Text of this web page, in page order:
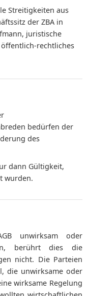
Streitigkeiten aus
der ZBA in
juristische
rechtliches
bedürfen der
des
dann Gültigkeit,
wurden.
unwirksam oder
berührt dies die
nicht. Die Parteien
die unwirksame oder
wirksame Regelung